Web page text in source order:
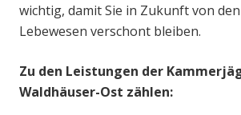
wichtig, damit Sie in Zukunft von
Lebewesen verschont bleiben.
Zu den Leistungen der
Waldhäuser-Ost zählen: